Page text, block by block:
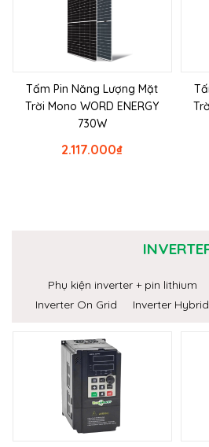
Tấm Pin Năng Lượng Mặt
Trời Mono WORD ENERGY
730W
₫
2.117.000
Phụ kiện inverter + pin lithium
Inverter On Grid
Inverter Hybrid